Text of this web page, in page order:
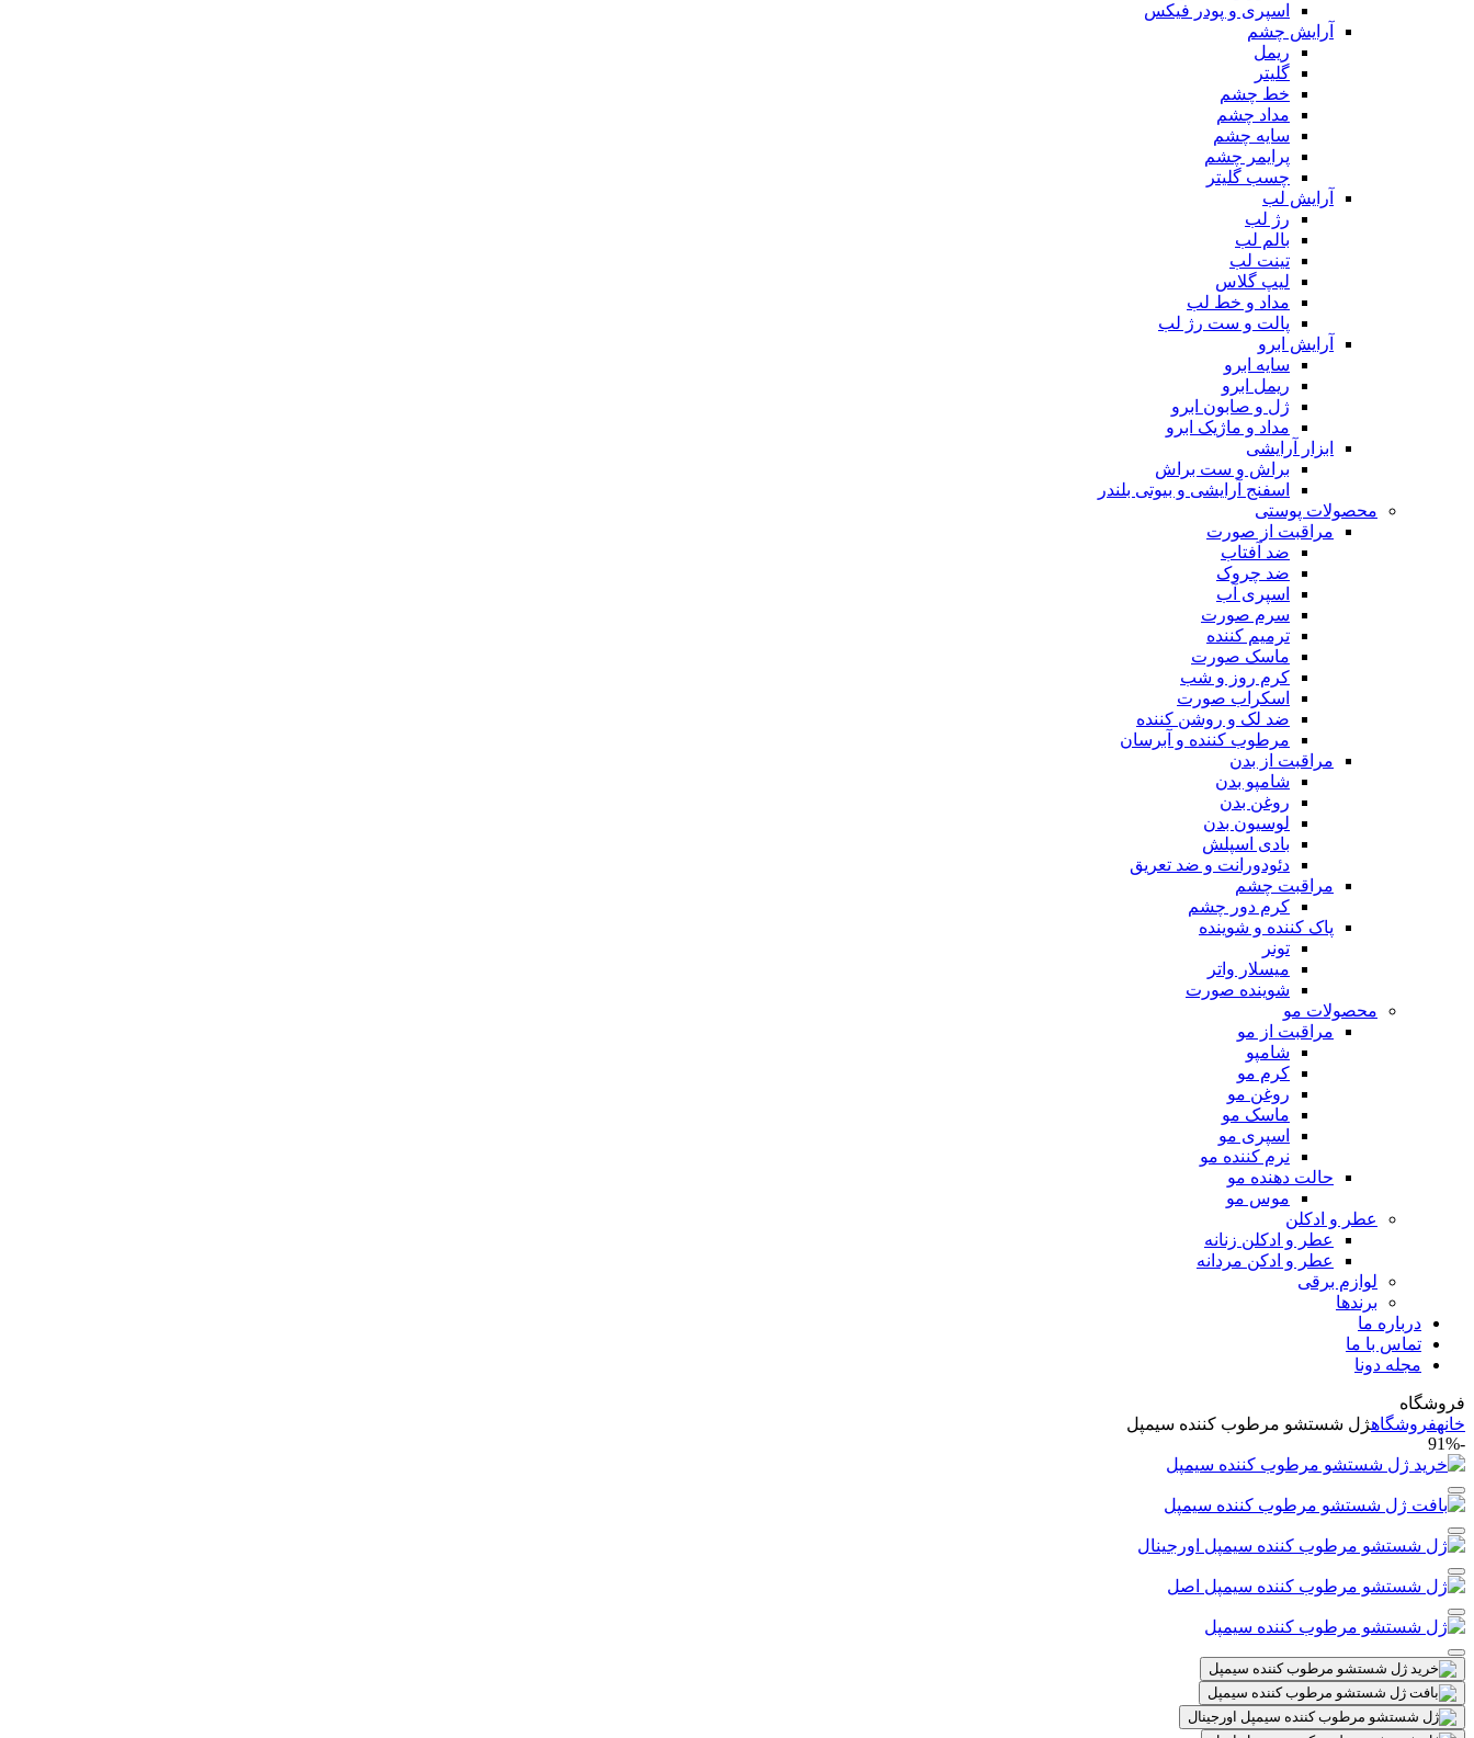
اسپری و پودر فیکس
آرایش چشم
ریمل
گلیتر
خط چشم
مداد چشم
سایه چشم
پرایمر چشم
چسب گلیتر
آرایش لب
رژ لب
بالم لب
تینت لب
لیپ گلاس
مداد و خط لب
پالت و ست رژ لب
آرایش ابرو
سایه ابرو
ریمل ابرو
ژل و صابون ابرو
مداد و ماژیک ابرو
ابزار آرایشی
براش و ست براش
اسفنج آرایشی و بیوتی بلندر
محصولات پوستی
مراقبت از صورت
ضد آفتاب
ضد چروک
اسپری آب
سرم صورت
ترمیم کننده
ماسک صورت
کرم روز و شب
اسکراب صورت
ضد لک و روشن کننده
مرطوب کننده و آبرسان
مراقبت از بدن
شامپو بدن
روغن بدن
لوسیون بدن
بادی اسپلش
دئودورانت و ضد تعریق
مراقبت چشم
کرم دور چشم
پاک کننده و شوینده
تونر
میسلار واتر
شوینده صورت
محصولات مو
مراقبت از مو
شامپو
کرم مو
روغن مو
ماسک مو
اسپری مو
نرم کننده مو
حالت دهنده مو
موس مو
عطر و ادکلن
عطر و ادکلن زنانه
عطر و ادکن مردانه
لوازم برقی
برندها
درباره ما
تماس با ما
مجله دونا
فروشگاه
خانهفروشگاهژل شستشو مرطوب کننده سیمپل
-91%